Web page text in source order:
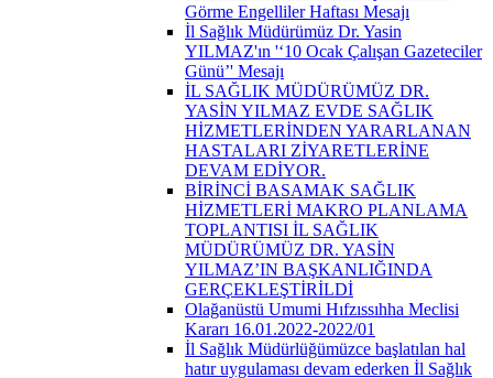
Görme Engelliler Haftası Mesajı
İl Sağlık Müdürümüz Dr. Yasin
YILMAZ'ın '‘10 Ocak Çalışan Gazeteciler
Günü’' Mesajı
İL SAĞLIK MÜDÜRÜMÜZ DR.
YASİN YILMAZ EVDE SAĞLIK
HİZMETLERİNDEN YARARLANAN
HASTALARI ZİYARETLERİNE
DEVAM EDİYOR.
BİRİNCİ BASAMAK SAĞLIK
HİZMETLERİ MAKRO PLANLAMA
TOPLANTISI İL SAĞLIK
MÜDÜRÜMÜZ DR. YASİN
YILMAZ’IN BAŞKANLIĞINDA
GERÇEKLEŞTİRİLDİ
Olağanüstü Umumi Hıfzıssıhha Meclisi
Kararı 16.01.2022-2022/01
İl Sağlık Müdürlüğümüzce başlatılan hal
hatır uygulaması devam ederken İl Sağlık